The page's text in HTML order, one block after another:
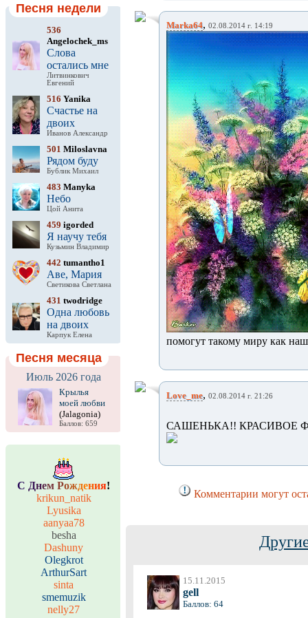
Песня недели
536
Angelochek_ms
Слова
остались мне
Литвинкович
Евгений
516 Yanika
Счастье на
двоих
Иванов Александр
501 Miloslavna
Рядом буду
Бублик Михаил
483 Manyka
Небо
Цой Анита
459 igorded
Я научу тебя
Кузьмин Владимир
442 tumantho1
Аве, Мария
Светикова Светлана
431 twodridge
Одна любовь
на двоих
Карпук Елена
Песня месяца
Июль 2026 года
Крылья
моей любви
(Jalagonia)
Баллов: 659
С Днем Рождения!
krikun_natik
Lyusika
aanyaa78
besha
Dashuny
Olegkrot
ArthurSart
sinta
smemuzik
nelly27
Marka64, 02.08.2014 г. 14:19
помогут такому миру как
Love_me, 02.08.2014 г. 21:26
САШЕНЬКА!! КРАСИВОЕ
Комментарии могут
15.11.2015
gell
Баллов: 64